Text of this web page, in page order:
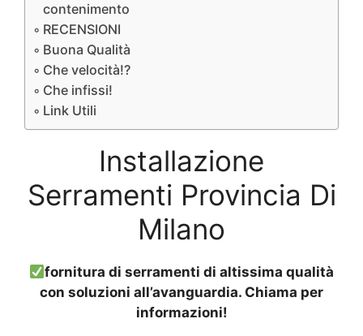
contenimento
RECENSIONI
Buona Qualità
Che velocità!?
Che infissi!
Link Utili
Installazione
Serramenti Provincia Di
Milano
fornitura di serramenti di altissima qualità
con soluzioni all’avanguardia. Chiama per
informazioni!